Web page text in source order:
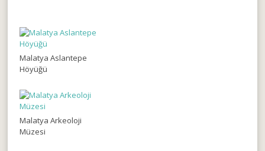
Malatya Aslantepe
Höyüğü
Malatya Arkeoloji
Müzesi